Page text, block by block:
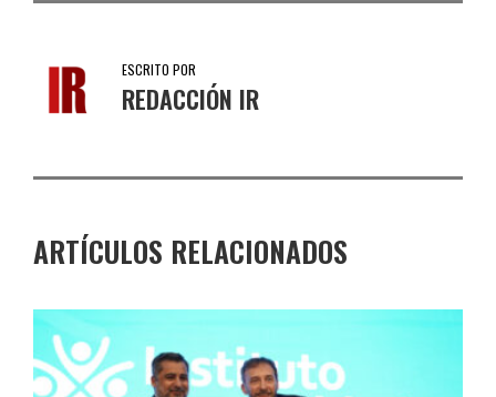
ESCRITO POR
REDACCIÓN IR
ARTÍCULOS RELACIONADOS